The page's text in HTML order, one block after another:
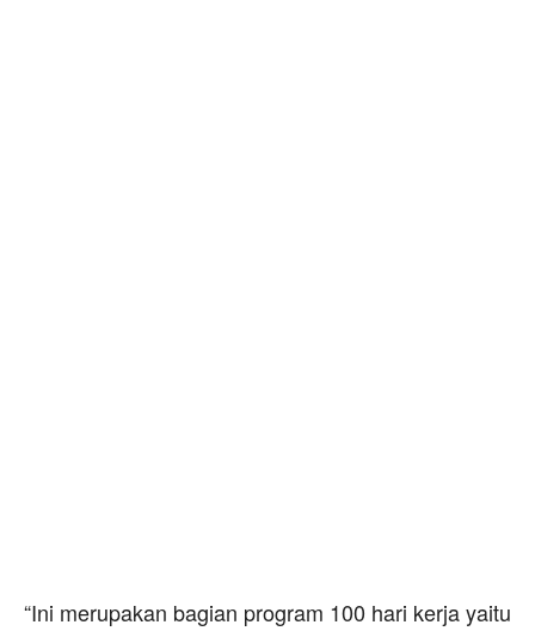
“Ini merupakan bagian program 100 hari kerja yaitu